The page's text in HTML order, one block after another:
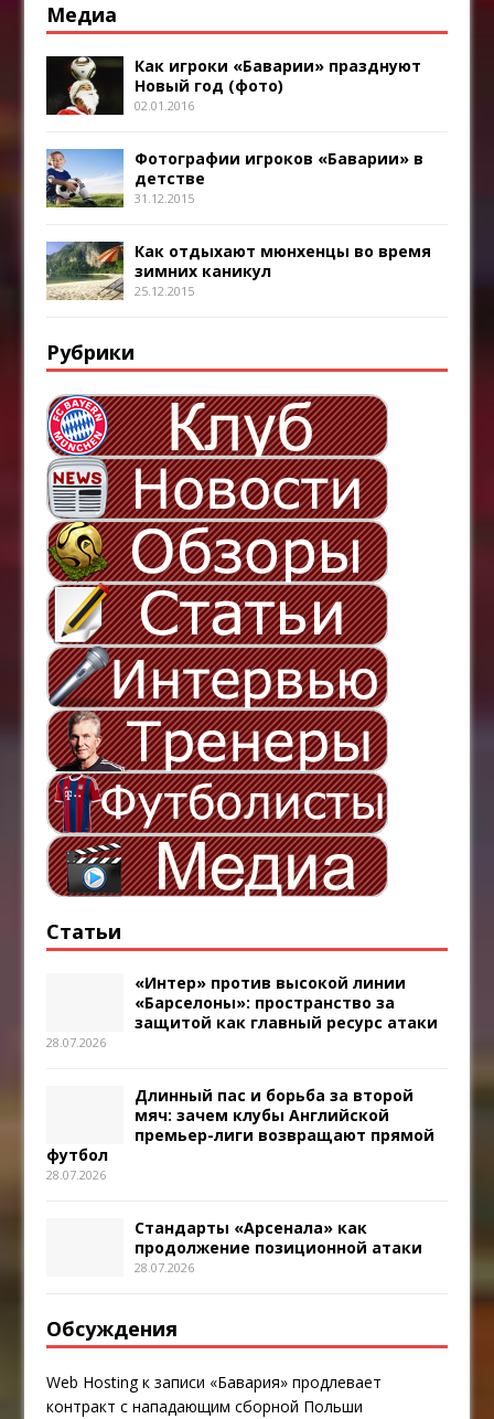
Медиа
Как игроки «Баварии» празднуют
Новый год (фото)
02.01.2016
Фотографии игроков «Баварии» в
детстве
31.12.2015
Как отдыхают мюнхенцы во время
зимних каникул
25.12.2015
Рубрики
Статьи
«Интер» против высокой линии
«Барселоны»: пространство за
защитой как главный ресурс атаки
28.07.2026
Длинный пас и борьба за второй
мяч: зачем клубы Английской
премьер-лиги возвращают прямой
футбол
28.07.2026
Стандарты «Арсенала» как
продолжение позиционной атаки
28.07.2026
Обсуждения
Web Hostingк записи «Бавария» продлевает
контракт с нападающим сборной Польши